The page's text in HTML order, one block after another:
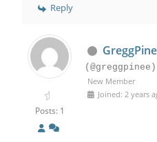
Reply
Posts: 1
(@greggpinee)
New Member
Joined: 2 years